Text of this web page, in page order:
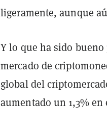
ligeramente, aunque
Y lo que ha sido
mercado de
global del
aumentado un 1,3%